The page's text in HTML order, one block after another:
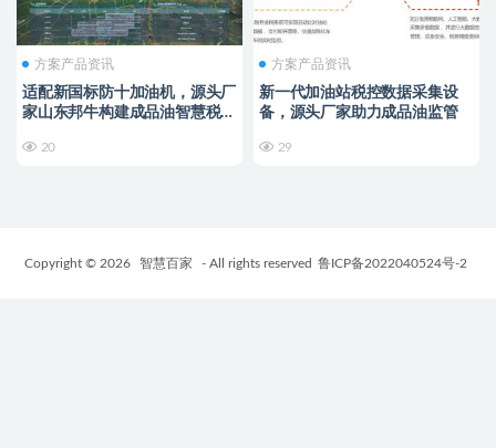
方案产品资讯
适配新国标防十加油机，源头厂
家山东邦牛构建成品油智慧税控
20
方案产品资讯
新一代加油站税控数据采集设
备，源头厂家助力成品油监管
29
Copyright © 2026 智慧百家 - All rights reserved 鲁ICP备2022040524号-2